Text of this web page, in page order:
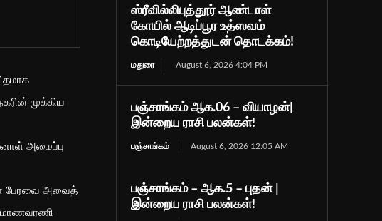
முக்கிய
அமைப்பு
பேரவை அவைத்
ஸ்ரீவில்லிபுத்தூர் ஆண்டாள்
கோயில் ஆடிப்பூர உத்ஸவம்
கொடியேற்றத்துடன் தொடக்கம்!
மதுரை August 6, 2026 4:04 PM
பஞ்சாங்கம் ஆக.06 – வியாழன்|
இன்றைய ராசி பலன்கள்!
பஞ்சாங்கம் August 6, 2026 12:05 AM
பஞ்சாங்கம் – ஆக.5 – புதன் |
இன்றைய ராசி பலன்கள்!